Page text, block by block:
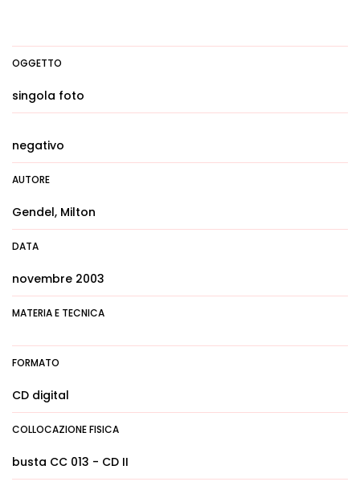
OGGETTO
singola foto
negativo
AUTORE
Gendel, Milton
DATA
novembre 2003
MATERIA E TECNICA
FORMATO
CD digital
COLLOCAZIONE FISICA
busta CC 013 - CD II